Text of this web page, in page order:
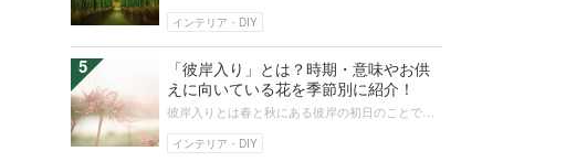
インテリア・DIY
てみましょう。初心者でも簡単でチャ...
5
インテリア・DIY
「彼岸入り」とは？時期・意味やお供
えに向いている花を季節別に紹介！
彼岸入りとは春と秋にある彼岸の初日のことで
除や墓参りなど、さまざまな風習があり...